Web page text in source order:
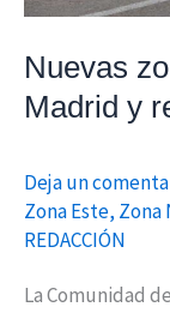
Nuevas
Madrid y
Deja un
Zona Este, Zona
REDACCIÓN
La Comunidad